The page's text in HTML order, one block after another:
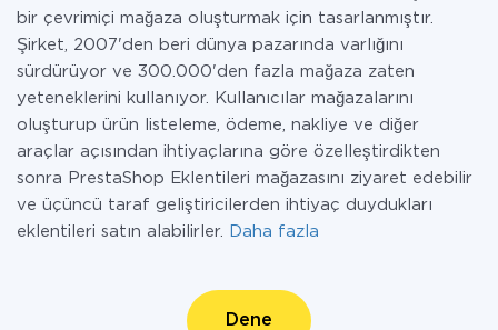
bir çevrimiçi mağaza oluşturmak için tasarlanmıştır.
Şirket, 2007'den beri dünya pazarında varlığını
sürdürüyor ve 300.000'den fazla mağaza zaten
yeteneklerini kullanıyor. Kullanıcılar mağazalarını
oluşturup ürün listeleme, ödeme, nakliye ve diğer
araçlar açısından ihtiyaçlarına göre özelleştirdikten
sonra PrestaShop Eklentileri mağazasını ziyaret edebilir
ve üçüncü taraf geliştiricilerden ihtiyaç duydukları
eklentileri satın alabilirler.
Daha fazla
Dene